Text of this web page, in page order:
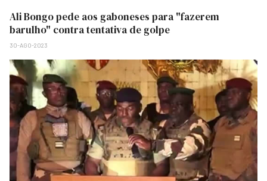
Ali Bongo pede aos gaboneses para "fazerem
barulho" contra tentativa de golpe
30-AGO-2023